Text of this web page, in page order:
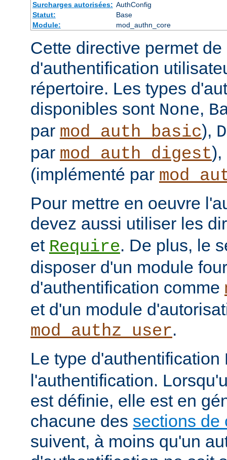
Surcharges autorisées: AuthConfig
Statut:
Base
Module:
mod_authn_core
Cette directive permet
d'authentification
répertoire. Les types
disponibles sont None,
par mod_auth_basic),
par mod_auth_digest
(implémenté par
Pour mettre en oeuvre
devez aussi utiliser les
et Require. De plus, le
disposer d'un module
d'authentification comme
et d'un module
mod_authz_user.
Le type d'authentification
l'authentification.
est définie, elle est en
chacune des sections de
suivent, à moins qu'un